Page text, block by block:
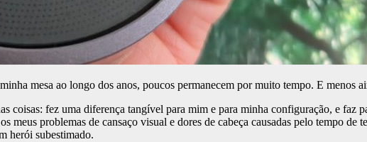
mesa ao longo dos anos, poucos permanecem por muito tempo. E menos
coisas: fez uma diferença tangível para mim e para minha configuração, e faz
problemas de cansaço visual e dores de cabeça causadas pelo tempo de
herói subestimado.